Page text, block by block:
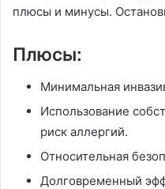
плюсы и минусы.
Плюсы:
Минимальная
Использование
риск аллергий.
Относительная
Долговременный